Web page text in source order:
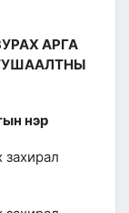
АРГА
нэр
захирал